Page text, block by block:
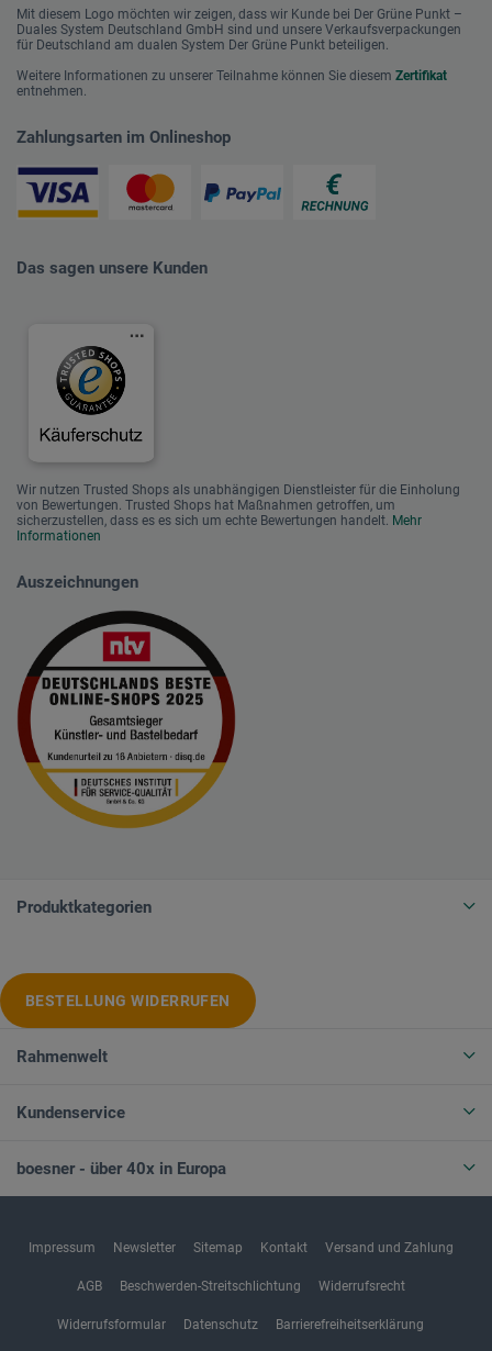
Mit diesem Logo möchten wir zeigen, dass wir Kunde bei Der Grüne Punkt –
Duales System Deutschland GmbH sind und unsere Verkaufsverpackungen
für Deutschland am dualen System Der Grüne Punkt beteiligen.
Weitere Informationen zu unserer Teilnahme können Sie diesem Zertifikat
entnehmen.
Zahlungsarten im Onlineshop
Das sagen unsere Kunden
Wir nutzen Trusted Shops als unabhängigen Dienstleister für die Einholung
von Bewertungen. Trusted Shops hat Maßnahmen getroffen, um
sicherzustellen, dass es es sich um echte Bewertungen handelt. Mehr
Informationen
Auszeichnungen
Produktkategorien
BESTELLUNG WIDERRUFEN
Rahmenwelt
Kundenservice
boesner - über 40x in Europa
Impressum Newsletter Sitemap Kontakt Versand und Zahlung
AGB Beschwerden-Streitschlichtung Widerrufsrecht
Widerrufsformular Datenschutz Barrierefreiheitserklärung